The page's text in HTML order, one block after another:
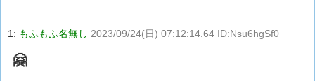
1: もふもふ名無し 2023/09/24(日) 07:12:14.64 ID:Nsu6hgSf0
🤗